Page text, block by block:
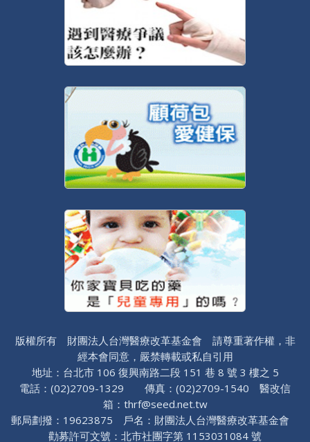
版權所有 財團法人台灣醫療改革基金會 請尊重著作權，非
經本會同意，嚴禁轉載或私自引用
地址：台北市 106 復興南路二段 151 巷 8 號 3 樓之 5
電話：(02)2709-1329 傳真：(02)2709-1540 醫改信
箱：thrf@seed.net.tw
郵局劃撥：19623875 戶名：財團法人台灣醫療改革基金會
勸募許可文號：北市社團字第 1153031084 號